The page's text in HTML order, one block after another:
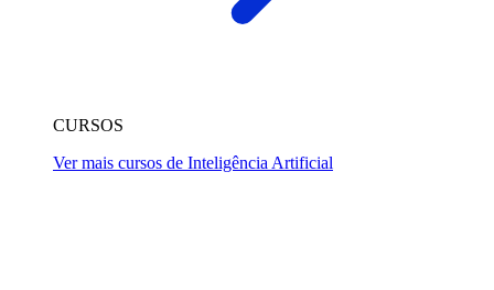
CURSOS
Ver mais cursos de Inteligência Artificial